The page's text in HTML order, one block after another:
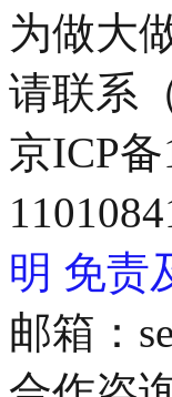
为做大
请联系
京ICP
明 免责
邮箱：